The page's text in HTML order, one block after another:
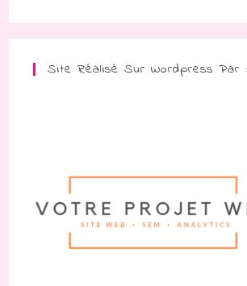
Site Réalisé Sur Wordpress Par :